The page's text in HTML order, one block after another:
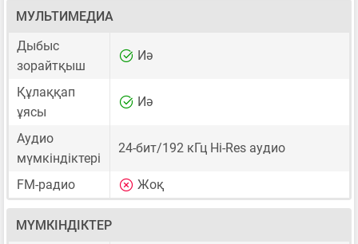
МУЛЬТИМЕДИА
Дыбыс
зорайтқыш
Иә
Құлаққап
ұясы
Иә
Аудио
мүмкіндіктері
24-бит/192 кГц Hi-Res аудио
FM-радио Жоқ
МҮМКІНДІКТЕР